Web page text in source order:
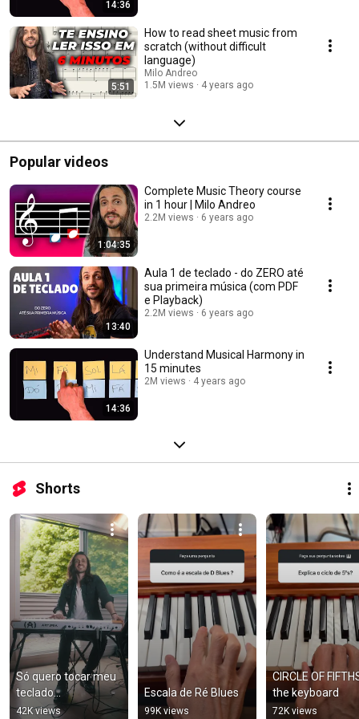
14:36
5:51
How to read sheet music from
scratch (without difficult
language)
Milo Andreo
1.5M views
4 years ago
Popular videos
1:04:35
Complete Music Theory course
in 1 hour | Milo Andreo
2.2M views 6 years ago
13:40
Aula 1 de teclado - do ZERO até
sua primeira música (com PDF
e Playback)
2.2M views 6 years ago
14:36
Understand Musical Harmony in
15 minutes
2M views 4 years ago
Shorts
Só quero tocar meu
teclado...
42K views
Escala de Ré Blues
99K views
CIRCLE OF
the keyboard
72K views